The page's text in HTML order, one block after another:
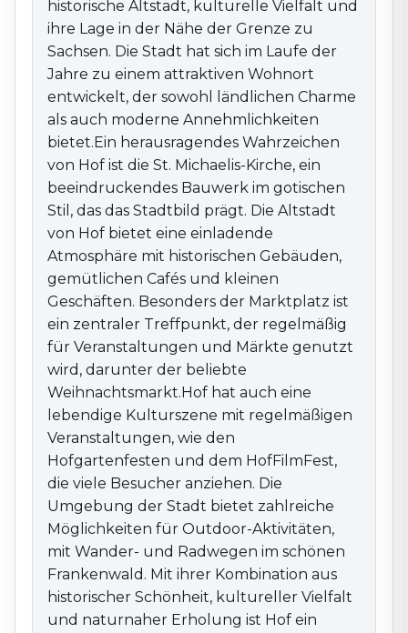
einladende Atmosphäre mit historischen Gebäuden,
gemütlichen Cafés und kleinen Geschäften.
Besonders der Marktplatz ist ein zentraler Treffpunkt,
der regelmäßig für Veranstaltungen und Märkte
genutzt wird, darunter der beliebte
Weihnachtsmarkt.Hof hat auch eine lebendige
Kulturszene mit regelmäßigen Veranstaltungen, wie
den Hofgartenfesten und dem HofFilmFest, die viele
Besucher anziehen. Die Umgebung der Stadt bietet
zahlreiche Möglichkeiten für Outdoor-Aktivitäten, mit
Wander- und Radwegen im schönen Frankenwald. Mit
ihrer Kombination aus historischer Schönheit,
kultureller Vielfalt und naturnaher Erholung ist Hof ein
attraktives Ziel für alle, die die Vorzüge dieser Region
genießen möchten.
historische Altstadt, kulturelle Vielfalt und
ihre Lage in der Nähe der Grenze zu
Sachsen. Die Stadt hat sich im Laufe der
Jahre zu einem attraktiven Wohnort
entwickelt, der sowohl ländlichen Charme
als auch moderne Annehmlichkeiten
bietet.Ein herausragendes Wahrzeichen
von Hof ist die St. Michaelis-Kirche, ein
beeindruckendes Bauwerk im gotischen
Stil, das das Stadtbild prägt. Die Altstadt
von Hof bietet eine einladende
Atmosphäre mit historischen Gebäuden,
gemütlichen Cafés und kleinen
Geschäften. Besonders der Marktplatz ist
ein zentraler Treffpunkt, der regelmäßig
für Veranstaltungen und Märkte genutzt
wird, darunter der beliebte
Weihnachtsmarkt.Hof hat auch eine
lebendige Kulturszene mit regelmäßigen
Veranstaltungen, wie den
Hofgartenfesten und dem HofFilmFest,
die viele Besucher anziehen. Die
Umgebung der Stadt bietet zahlreiche
Möglichkeiten für Outdoor-Aktivitäten,
mit Wander- und Radwegen im schönen
Frankenwald. Mit ihrer Kombination aus
historischer Schönheit, kultureller Vielfalt
und naturnaher Erholung ist Hof ein